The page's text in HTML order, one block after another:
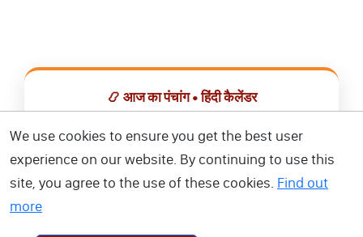
📿 आज का पंचांग • हिंदी कैलेंडर
📅 हिंदी कैलेंडर ऐप डाउनलोड करें
We use cookies to ensure you get the best user
experience on our website. By continuing to use this
site, you agree to the use of these cookies. Find out
more